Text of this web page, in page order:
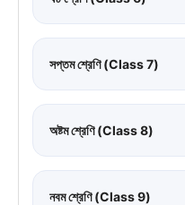
সপ্তম শ্রেণি (Class 7)
অষ্টম শ্রেণি (Class 8)
নবম শ্রেণি (Class 9)